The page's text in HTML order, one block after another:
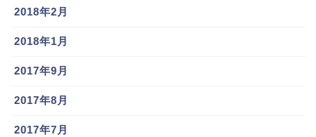
2018年2月
2018年1月
2017年9月
2017年8月
2017年7月